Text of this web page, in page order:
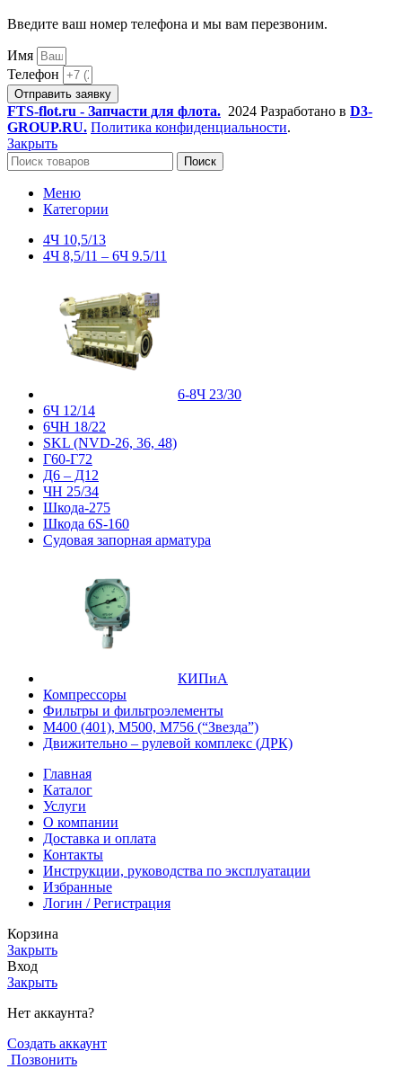
Введите ваш номер телефона и мы вам перезвоним.
Имя
Телефон
Отправить заявку
FTS-flot.ru - Запчасти для флота. 2024 Разработано в D3-
GROUP.RU. Политика конфиденциальности.
Закрыть
Поиск
Меню
Категории
4Ч 10,5/13
4Ч 8,5/11 – 6Ч 9.5/11
6-8Ч 23/30
6Ч 12/14
6ЧН 18/22
SKL (NVD-26, 36, 48)
Г60-Г72
Д6 – Д12
ЧН 25/34
Шкода-275
Шкода 6S-160
Судовая запорная арматура
КИПиА
Компрессоры
Фильтры и фильтроэлементы
М400 (401), М500, М756 (“Звезда”)
Движительно – рулевой комплекс (ДРК)
Главная
Каталог
Услуги
О компании
Доставка и оплата
Контакты
Инструкции, руководства по эксплуатации
Избранные
Логин / Регистрация
Корзина
Закрыть
Вход
Закрыть
Нет аккаунта?
Создать аккаунт
Позвонить